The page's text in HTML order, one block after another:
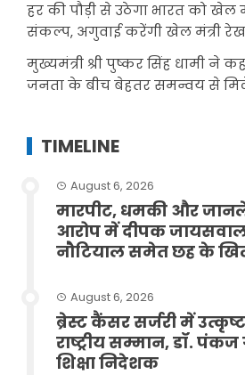
हर की पौड़ी से उठेगा भारत को खेल
संकल्प, अगुवाई करेंगी खेल मंत्री
मुख्यमंत्री श्री पुष्कर सिंह धामी ने
जनता के बीच बेहतर समन्वय से
TIMELINE
August 6, 2026
मारपीट, धमकी और
आरोप में दीपक
नौटियाल समेत छह के
August 6, 2026
ब्रेस्ट कैंसर सर्जरी में
राष्ट्रीय सम्मान, डॉ.
शिक्षा निदेशक